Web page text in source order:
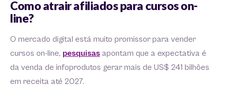
Como atrair afiliados para cursos on-
line?
O mercado digital está muito promissor para vender
cursos on-line, pesquisas apontam que a expectativa é
da venda de infoprodutos gerar mais de US$ 241 bilhões
em receita até 2027.